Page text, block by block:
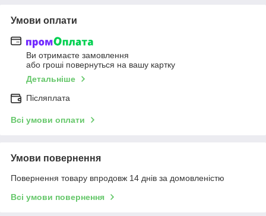
Умови оплати
Ви отримаєте замовлення
або гроші повернуться на вашу картку
Детальніше
Післяплата
Всі умови оплати
Умови повернення
Повернення товару впродовж 14 днів за домовленістю
Всі умови повернення